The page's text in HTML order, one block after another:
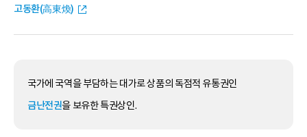
고동환(高東煥)
국가에 국역을 부담하는 대가로 상품의 독점적 유통권인
금난전권을 보유한 특권상인.